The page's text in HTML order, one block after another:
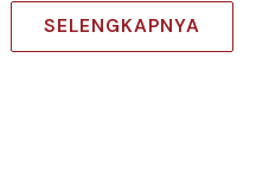
SELENGKAPNYA